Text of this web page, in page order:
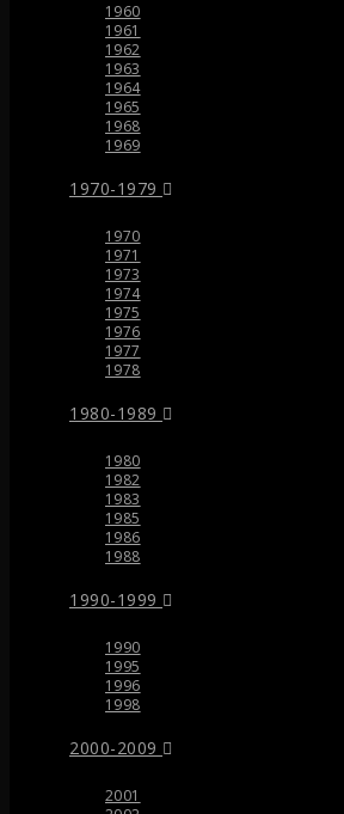
1960
1961
1962
1963
1964
1965
1968
1969
1970-1979
1970
1971
1973
1974
1975
1976
1977
1978
1980-1989
1980
1982
1983
1985
1986
1988
1990-1999
1990
1995
1996
1998
2000-2009
2001